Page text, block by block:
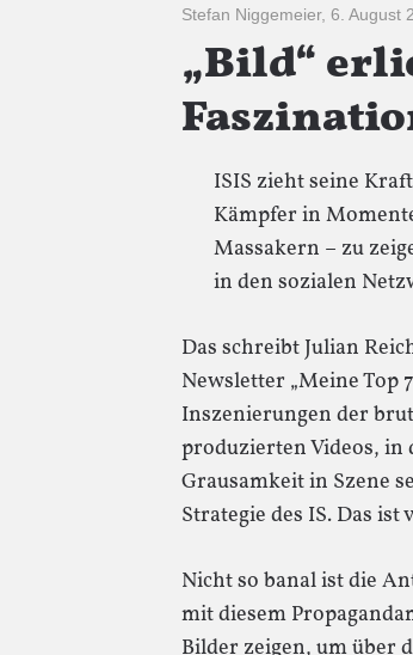
Stefan Niggemeier, 6. August
„Bild“
ISIS zieht seine
Kämpfer in
Massakern – zu
in den sozialen
Das schreibt Julian
Newsletter „Meine Top
Inszenierungen der
produzierten Videos,
Grausamkeit in Szene
Strategie des IS. Das
Nicht so banal ist die
mit diesem
Bilder zeigen, um über